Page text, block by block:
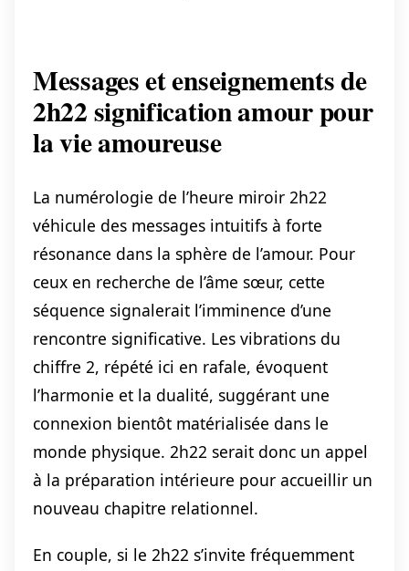
Messages et enseignements de
2h22 signification amour pour
la vie amoureuse
La numérologie de l’heure miroir 2h22
véhicule des messages intuitifs à forte
résonance dans la sphère de l’amour. Pour
ceux en recherche de l’âme sœur, cette
séquence signalerait l’imminence d’une
rencontre significative. Les vibrations du
chiffre 2, répété ici en rafale, évoquent
l’harmonie et la dualité, suggérant une
connexion bientôt matérialisée dans le
monde physique. 2h22 serait donc un appel
à la préparation intérieure pour accueillir un
nouveau chapitre relationnel.
En couple, si le 2h22 s’invite fréquemment